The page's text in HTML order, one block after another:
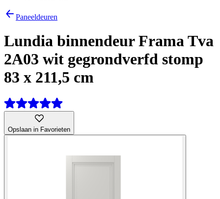
Paneeldeuren
Lundia binnendeur Frama Tva
2A03 wit gegrondverfd stomp
83 x 211,5 cm
Opslaan in Favorieten